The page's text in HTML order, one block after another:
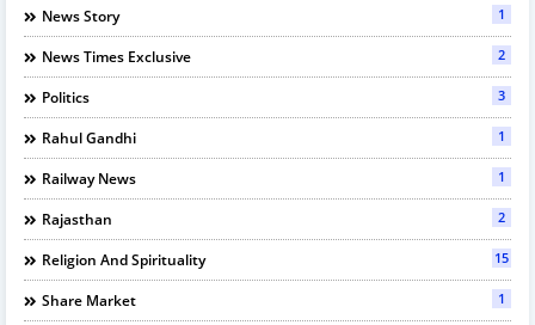
News Story 1
News Times Exclusive 2
Politics 3
Rahul Gandhi 1
Railway News 1
Rajasthan 2
Religion And Spirituality 15
Share Market 1